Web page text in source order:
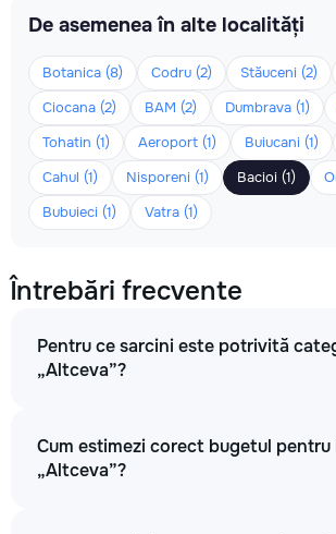
De asemenea în alte localități
Botanica (8) Codru (2) Stăuceni (2)
Ciocana (2)
BAM (2) Dumbrava (1)
Tohatin (1)
Aeroport (1) Buiucani (1)
Cahul (1)
Nisporeni (1) Bacioi (1)
Bubuieci (1)
Vatra (1)
Întrebări frecvente
Pentru ce sarcini este potrivită
„Altceva”?
Cum estimezi corect bugetul pentru
„Altceva”?